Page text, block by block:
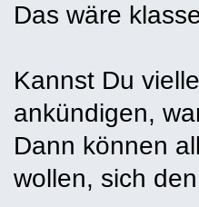
Das wäre
Kannst Du
ankündigen,
Dann können
wollen, sich